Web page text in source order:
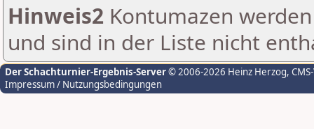
Hinweis2 Kontumazen
und sind in der Liste nicht
Der Schachturnier-Ergebnis-Server© 2006-2026 Heinz Herzog,
Impressum / Nutzungsbedingungen